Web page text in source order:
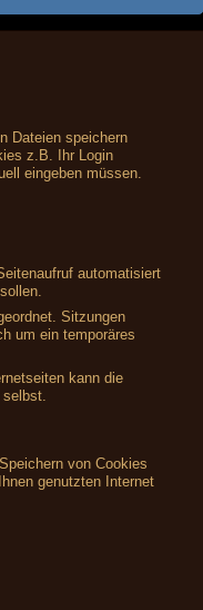
Dateien speichern
z.B. Ihr Login
eingeben müssen.
automatisiert
Sitzungen
um ein temporäres
kann die
selbst.
von Cookies
genutzten Internet